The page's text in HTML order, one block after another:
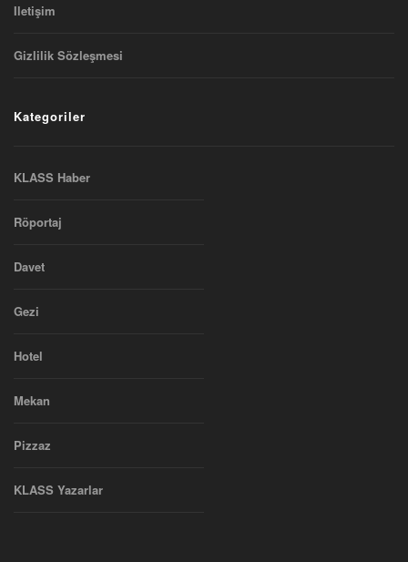
Iletişim
Gizlilik Sözleşmesi
Kategoriler
KLASS Haber
Röportaj
Davet
Gezi
Hotel
Mekan
Pizzaz
KLASS Yazarlar